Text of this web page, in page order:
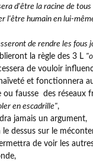
d'être la racine de tous
l'être humain en lui-
de rendre les fous
la règle des 3 L
de vouloir
et fonctionnera
fausse des réseaux
en escadrille",
jamais un argument,
dessus sur le
de voir les